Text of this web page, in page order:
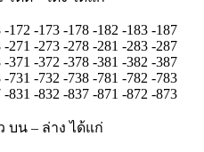
172 -173 -178 -182 -183 -187
271 -273 -278 -281 -283 -287
371 -372 -378 -381 -382 -387
731 -732 -738 -781 -782 -783
831 -832 -837 -871 -872 -873
บน – ล่าง ได้แก่